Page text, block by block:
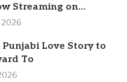
Streaming on...
2026
Punjabi Love Story to
To